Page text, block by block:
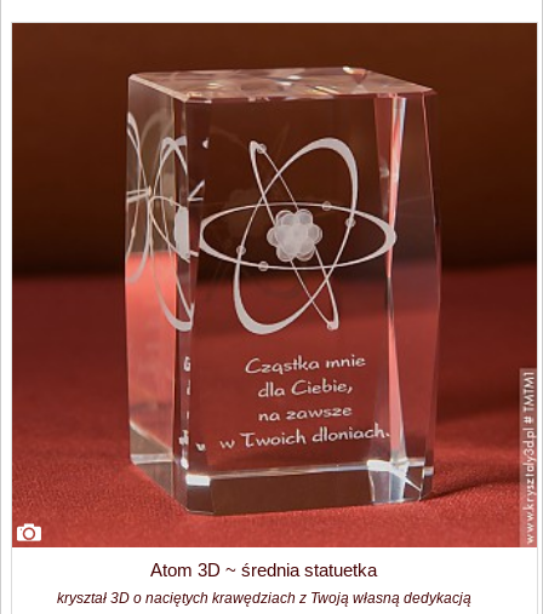
Atom 3D ~ średnia statuetka
kryształ 3D o naciętych krawędziach z Twoją własną dedykacją